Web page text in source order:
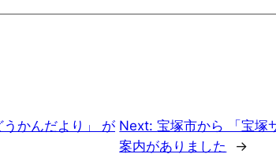
かんだより」 が Next:宝塚市から 「宝塚
案内がありました
→